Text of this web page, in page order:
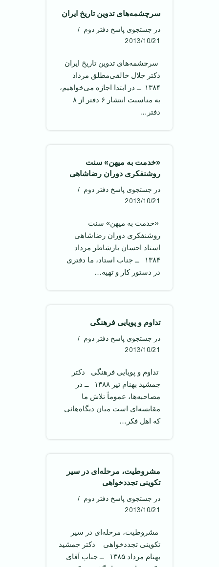
سرچشمه‌های تدوین تاریخ ایران
در جستجوی پاسخ دفتر دوم
2013/10/21
‌ سرچشمه‌های تدوین تاریخ ایران ‌
دکتر جلال خالقی‌مطلق مرداد
۱۳۸۴ ‌ ــ در ابتدا اجازه می‌خواهیم،
به مناسبت انتشار ۶ دفتر از ۸
دفتر…
«خدمت به میهن» سنت
روشنفکری دوران رضاشاهی
در جستجوی پاسخ دفتر دوم
2013/10/21
‌ «خدمت به میهن» سنت
روشنفکری دوران رضاشاهی ‌‌
استاد احسان یارشاطر مرداد
۱۳۸۴ ‌ ــ جناب استاد، ما دفتری
در دستور کار و تهیه…
تداوم و پویايی فرهنگی
در جستجوی پاسخ دفتر دوم
2013/10/21
‌ تداوم و پویايی فرهنگی ‌ دکتر
جمشید بهنام تیر ۱۳۸۸ ‌ ــ در
مصاحبه‌ها، عموماً تلاش ما
مقایسه‌ای است میان دیگاه‌هائی
که اهل فکر…
مشروطیت، مرحله‌ای در سیر
تکوینی تجددخواهی
در جستجوی پاسخ دفتر دوم
2013/10/21
‌ مشروطیت، مرحله‌ای در سیر
تکوینی تجددخواهی ‌ دکتر جمشید
بهنام مرداد ۱۳۸۵ ‌ ــ جناب آقای